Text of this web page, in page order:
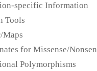
specific Information
Tools
Maps
for Missense/
Polymorphisms